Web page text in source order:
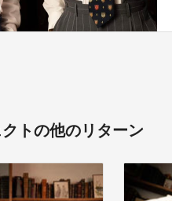
トの他のリターン